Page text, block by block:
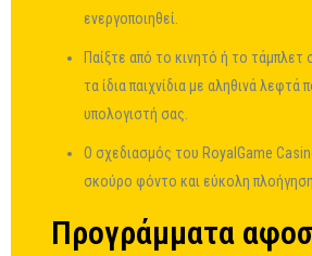
ενεργοποιηθεί.
Παίξτε από το κινητό ή το τάμπλετ
τα ίδια παιχνίδια με αληθινά λεφτά
υπολογιστή σας.
Ο σχεδιασμός του RoyalGame
σκούρο φόντο και εύκολη πλοήγηση.
Προγράμματα